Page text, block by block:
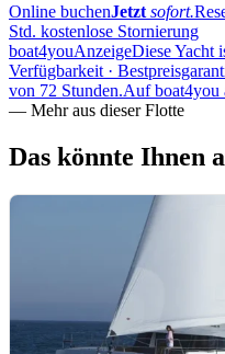
Online buchenJetzt sofort.
Std. kostenlose Stornierung
boat4youAnzeigeDiese Yacht
Verfügbarkeit ·
von 72 Stunden.Auf boat4you
— Mehr aus dieser Flotte
Das könnte Ihnen